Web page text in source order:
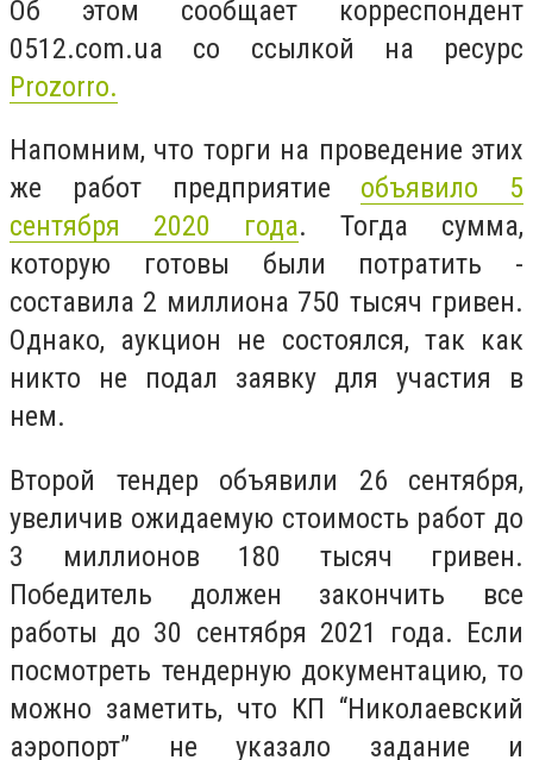
Об этом сообщает корреспондент
0512.com.ua со ссылкой на ресурс
Prozorro.
Напомним, что торги на проведение этих
же работ предприятие объявило 5
сентября 2020 года. Тогда сумма,
которую готовы были потратить -
составила 2 миллиона 750 тысяч гривен.
Однако, аукцион не состоялся, так как
никто не подал заявку для участия в
нем.
Второй тендер объявили 26 сентября,
увеличив ожидаемую стоимость работ до
3 миллионов 180 тысяч гривен.
Победитель должен закончить все
работы до 30 сентября 2021 года. Если
посмотреть тендерную документацию, то
можно заметить, что КП “Николаевский
аэропорт” не указало задание и